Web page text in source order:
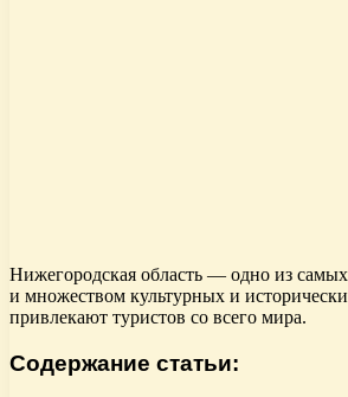
Нижегородская область — одно из
и множеством культурных и
привлекают туристов со всего мира.
Содержание статьи: